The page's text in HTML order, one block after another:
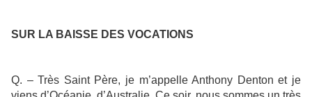
SUR LA BAISSE DES VOCATIONS
Q. – Très Saint Père, je m’appelle Anthony Denton et je